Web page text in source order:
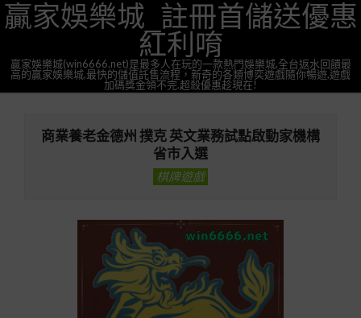
Skip
to贏家娛樂城_註冊首儲送優惠
紅利唷
贏家娛樂城(win6666.net)是最多人在玩的一款熱門娛樂城,全台返水回饋最
高的贏家娛樂城,最快的儲值託售流程，新奇的各類博奕遊戲隨你暢遊,遊戲
加碼獎金領不完.超殺優惠趁現在!
商業養老金德州 撲克 英文業務試點啟動家機構
省市入選
棋牌遊戲